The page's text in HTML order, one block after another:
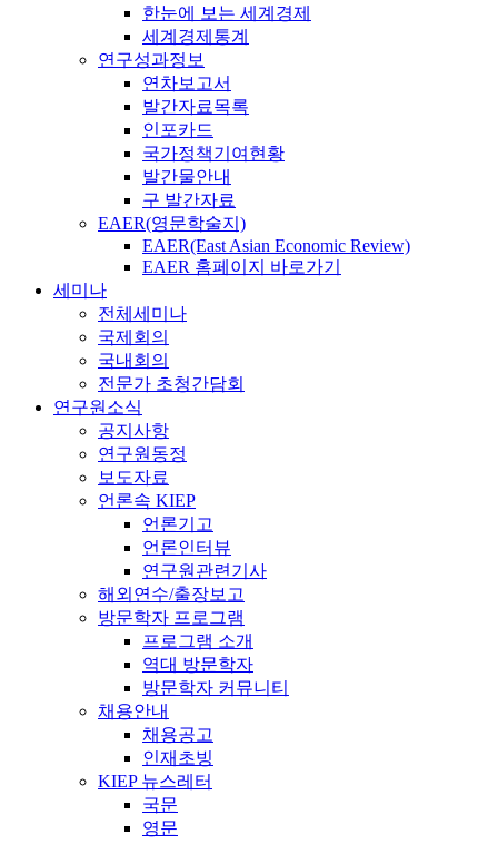
한눈에 보는 세계경제
세계경제통계
연구성과정보
연차보고서
발간자료목록
인포카드
국가정책기여현황
발간물안내
구 발간자료
EAER(영문학술지)
EAER(East Asian Economic Review)
EAER 홈페이지 바로가기
세미나
전체세미나
국제회의
국내회의
전문가 초청간담회
연구원소식
공지사항
연구원동정
보도자료
언론속 KIEP
언론기고
언론인터뷰
연구원관련기사
해외연수/출장보고
방문학자 프로그램
프로그램 소개
역대 방문학자
방문학자 커뮤니티
채용안내
채용공고
인재초빙
KIEP 뉴스레터
국문
영문